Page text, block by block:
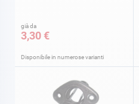
già da
3,30 €
Disponibile in numerose varianti